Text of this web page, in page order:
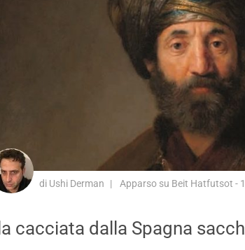
di Ushi Derman Apparso su Beit Hatfutsot -
cacciata dalla Spagna